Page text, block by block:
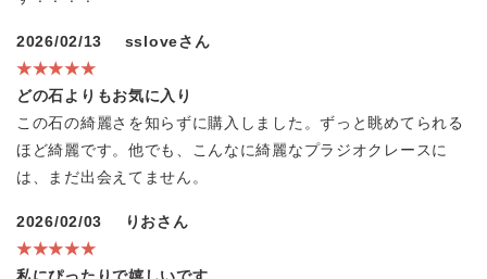
2026/02/13
ssloveさん
★★★★★
どの石よりもお気に入り
この石の綺麗さを知らずに購入しました。ずっと眺めてられる
ほど綺麗です。他でも、こんなに綺麗なプラジオクレースに
は、まだ出会えてません。
2026/02/03
りおさん
★★★★★